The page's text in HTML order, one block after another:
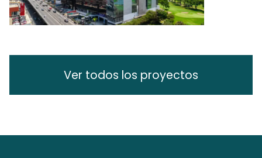
Ver todos los proyectos